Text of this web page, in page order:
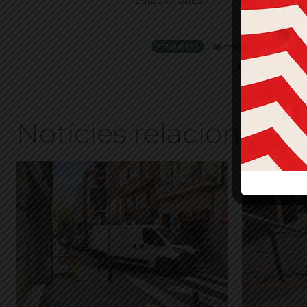
ETIQUETES ajuntament
Plaça de Castelló
Notícies relacionades